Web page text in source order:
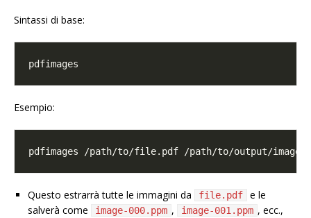
Sintassi di base:
Esempio:
Questo estrarrà tutte le immagini da file.pdf
e le
salverà come
image-000.ppm , image-001.ppm , ecc.,